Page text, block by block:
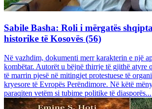
Sabile Basha: Roli i mërgatës
historike të Kosovës (56)
Në vazhdim, dokumenti merr karakterin e një
kombëtar. Autorët u bëjnë thirrje të gjithë atyre
të marrin pjesë në mitingjet protestuese të
kryesore të Evropës Perëndimore. Në këtë
paraqiten vetëm si tubime politike të diasporës...